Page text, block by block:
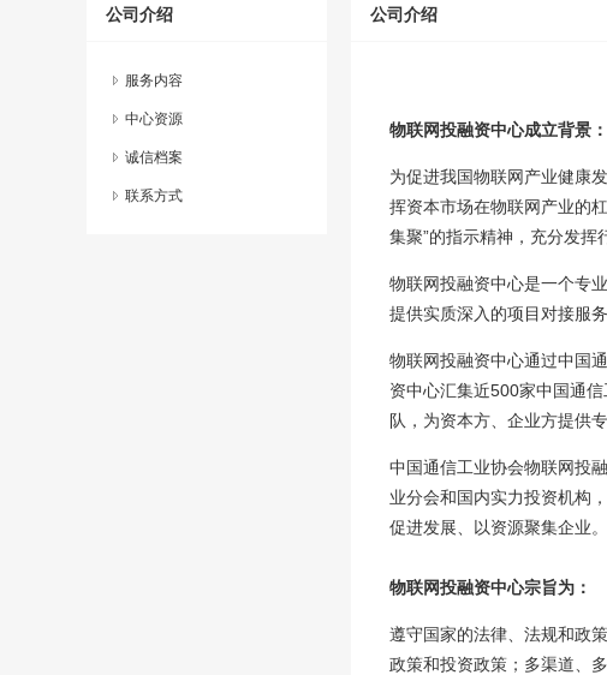
公司介绍
服务内容
中心资源
诚信档案
联系方式
公司介绍
物联网投融资中心成立背景：
为促进我国物联网产业健康
挥资本市场在物联网产业的
集聚”的指示精神，充分发挥
物联网投融资中心是一个专
提供实质深入的项目对接服
物联网投融资中心通过中国
资中心汇集近500家中国通
队，为资本方、企业方提供
中国通信工业协会物联网投
业分会和国内实力投资机构
促进发展、以资源聚集企业。
物联网投融资中心宗旨为：
遵守国家的法律、法规和政
政策和投资政策；多渠道、